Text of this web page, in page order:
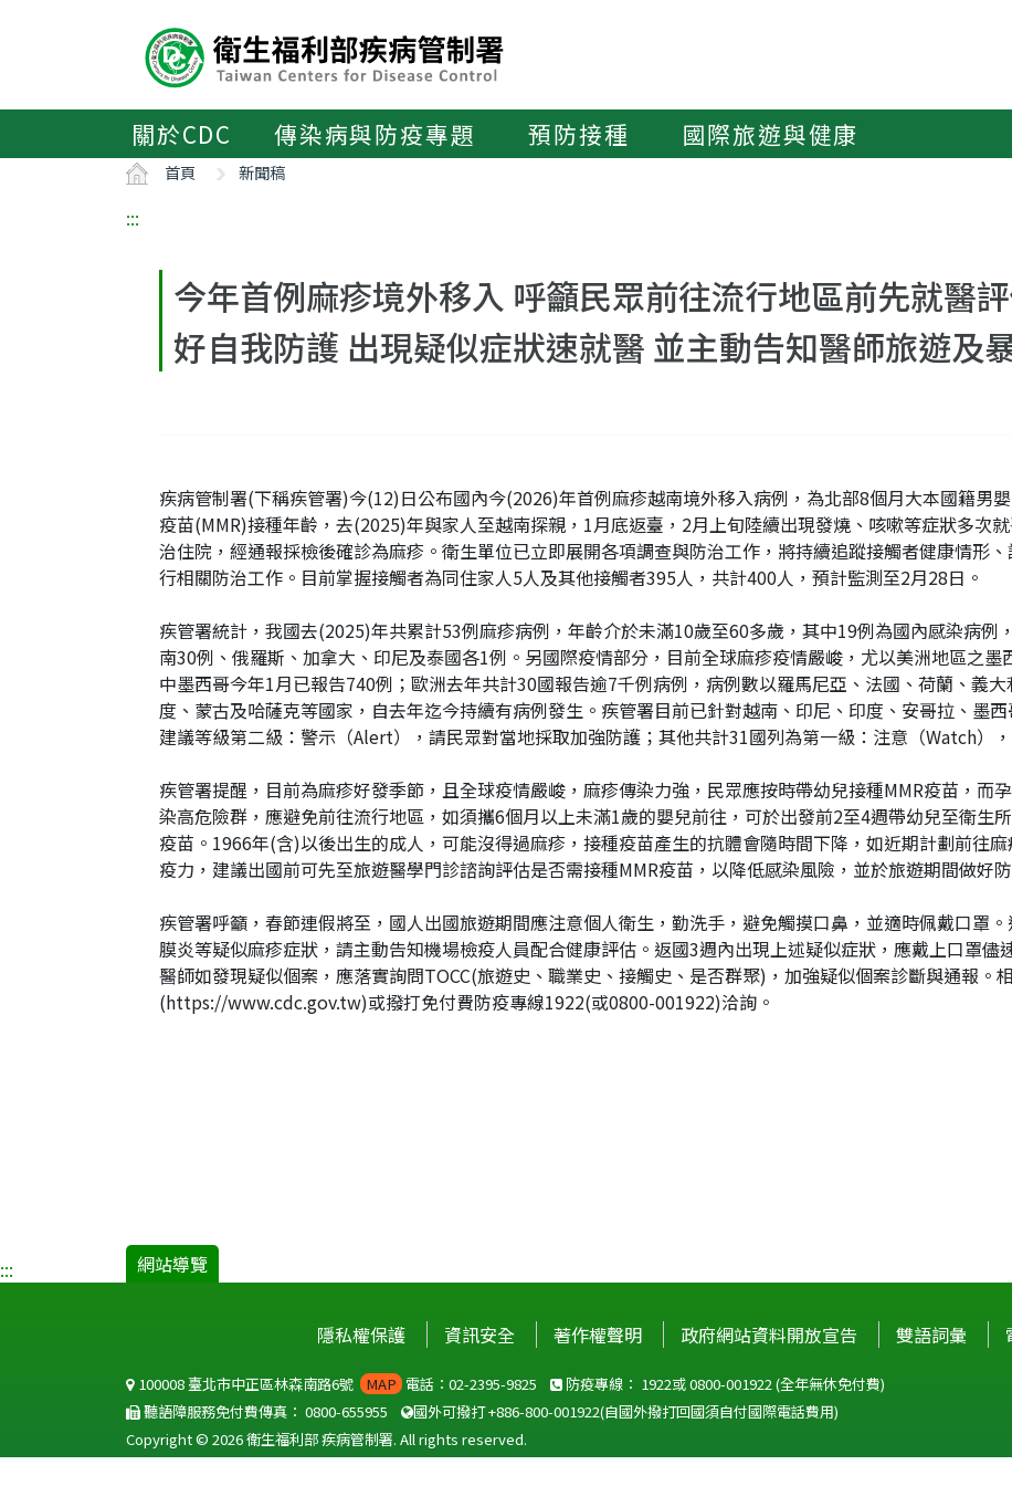
區
關於CDC 傳染病與防疫專題 預防接種 國際旅遊與健康
首頁 新聞稿
:::
今年首例麻疹境外移入 呼籲民眾前往流行地區前先就醫
好自我防護 出現疑似症狀速就醫 並主動告知醫師旅遊及
疾病管制署(下稱疾管署)今(12)日公布國內今(2026)年首例麻疹越南境外移入病例，為北部8個月大本國籍男
疫苗(MMR)接種年齡，去(2025)年與家人至越南探親，1月底返臺，2月上旬陸續出現發燒、咳嗽等症狀多次
治住院，經通報採檢後確診為麻疹。衛生單位已立即展開各項調查與防治工作，將持續追蹤接觸者健康情形
行相關防治工作。目前掌握接觸者為同住家人5人及其他接觸者395人，共計400人，預計監測至2月28日。
疾管署統計，我國去(2025)年共累計53例麻疹病例，年齡介於未滿10歲至60多歲，其中19例為國內感染病例
南30例、俄羅斯、加拿大、印尼及泰國各1例。另國際疫情部分，目前全球麻疹疫情嚴峻，尤以美洲地區之
中墨西哥今年1月已報告740例；歐洲去年共計30國報告逾7千例病例，病例數以羅馬尼亞、法國、荷蘭、義
度、蒙古及哈薩克等國家，自去年迄今持續有病例發生。疾管署目前已針對越南、印尼、印度、安哥拉、墨
建議等級第二級：警示（Alert），請民眾對當地採取加強防護；其他共計31國列為第一級：注意（Watch）
疾管署提醒，目前為麻疹好發季節，且全球疫情嚴峻，麻疹傳染力強，民眾應按時帶幼兒接種MMR疫苗，而
染高危險群，應避免前往流行地區，如須攜6個月以上未滿1歲的嬰兒前往，可於出發前2至4週帶幼兒至衛生
疫苗。1966年(含)以後出生的成人，可能沒得過麻疹，接種疫苗產生的抗體會隨時間下降，如近期計劃前往
疫力，建議出國前可先至旅遊醫學門診諮詢評估是否需接種MMR疫苗，以降低感染風險，並於旅遊期間做好
疾管署呼籲，春節連假將至，國人出國旅遊期間應注意個人衛生，勤洗手，避免觸摸口鼻，並適時佩戴口罩
膜炎等疑似麻疹症狀，請主動告知機場檢疫人員配合健康評估。返國3週內出現上述疑似症狀，應戴上口罩儘
醫師如發現疑似個案，應落實詢問TOCC(旅遊史、職業史、接觸史、是否群聚)，加強疑似個案診斷與通報。
(https://www.cdc.gov.tw)或撥打免付費防疫專線1922(或0800-001922)洽詢。
::: 網站導覽
隱私權保護 資訊安全 著作權聲明 政府網站資料開放宣告 雙語詞彙
100008 臺北市中正區林森南路6號 MAP 電話：02-2395-9825 防疫專線： 1922或0800-001922(全年無休免付費)
聽語障服務免付費傳真： 0800-655955 國外可撥打+886-800-001922(自國外撥打回國須自付國際電話費用)
Copyright © 2026 衛生福利部 疾病管制署. All rights reserved.